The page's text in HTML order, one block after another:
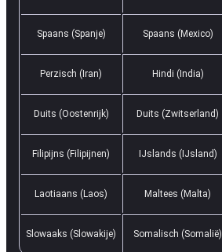
Spaans (Spanje) Spaans (Mexico)
Perzisch (Iran) Hindi (India)
Duits (Oostenrijk) Duits (Zwitserland)
Filipijns (Filipijnen) IJslands (IJsland)
Laotiaans (Laos) Maltees (Malta)
Slowaaks (Slowakije) Somalisch (Somalië)